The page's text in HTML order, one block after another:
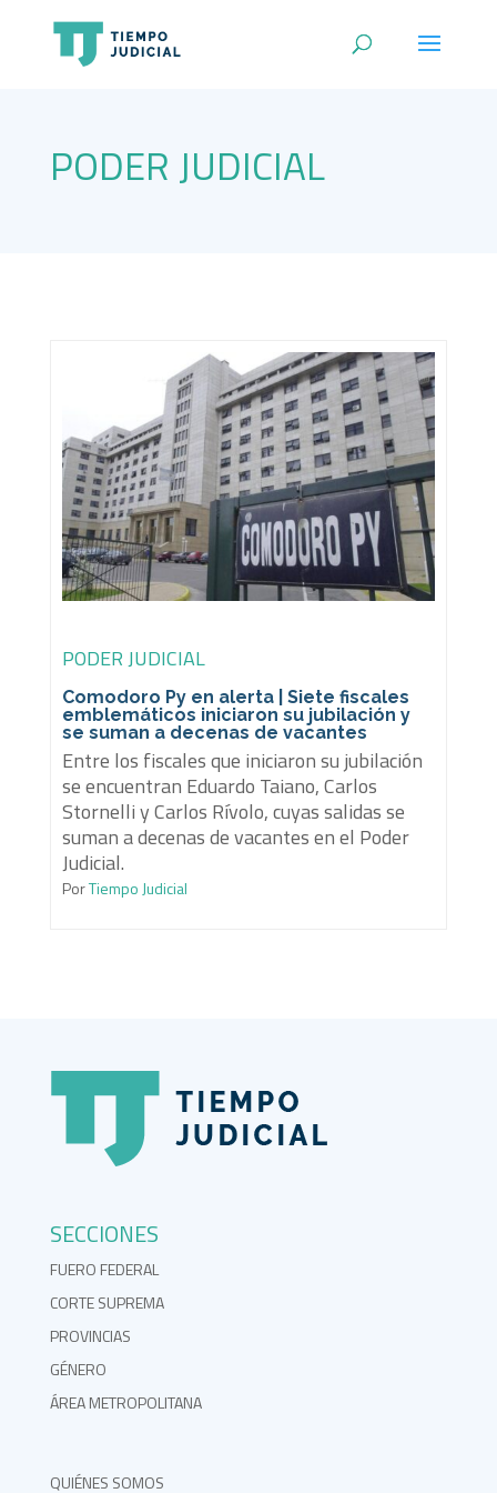
PODER JUDICIAL
PODER JUDICIAL
Comodoro Py en alerta | Siete fiscales
emblemáticos iniciaron su jubilación y
se suman a decenas de vacantes
Entre los fiscales que iniciaron su jubilación
se encuentran Eduardo Taiano, Carlos
Stornelli y Carlos Rívolo, cuyas salidas se
suman a decenas de vacantes en el Poder
Judicial.
PorTiempo Judicial
SECCIONES
FUERO FEDERAL
CORTE SUPREMA
PROVINCIAS
GÉNERO
ÁREA METROPOLITANA
QUIÉNES SOMOS